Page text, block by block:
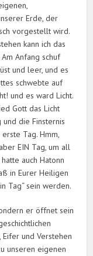
Erde, der
vorgestellt wird.
kann ich das
Anfang schuf
und leer, und es
schwebte auf
und es ward Licht.
Gott das Licht
die Finsternis
Tag. Hmm,
EIN Tag, um all
auch Hatonn
in Eurer Heiligen
Tag“ sein werden.
er öffnet sein
Eifer und Verstehen
unseren eigenen